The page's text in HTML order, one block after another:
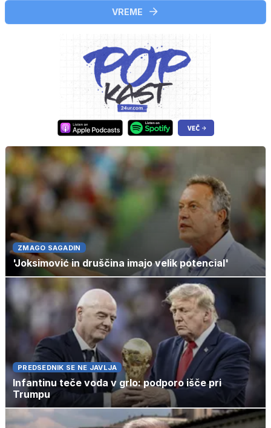
VREME
ZMAGO SAGADIN
'Joksimović in druščina imajo velik potencial'
PREDSEDNIK SE NE JAVLJA
Infantinu teče voda v grlo: podporo išče pri
Trumpu